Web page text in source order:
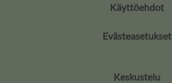
Käyttöehdot
Evästeasetukset
Keskustelu